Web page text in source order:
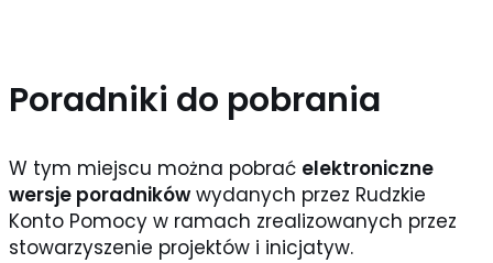
Poradniki do pobrania
W tym miejscu można pobrać elektroniczne
wersje poradnikówwydanych przez Rudzkie
Konto Pomocy w ramach zrealizowanych przez
stowarzyszenie projektów i inicjatyw.